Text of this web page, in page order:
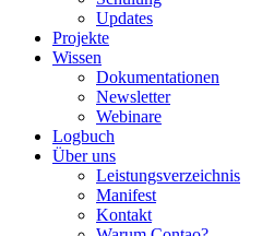
Updates
Projekte
Wissen
Dokumentationen
Newsletter
Webinare
Logbuch
Über uns
Leistungsverzeichnis
Manifest
Kontakt